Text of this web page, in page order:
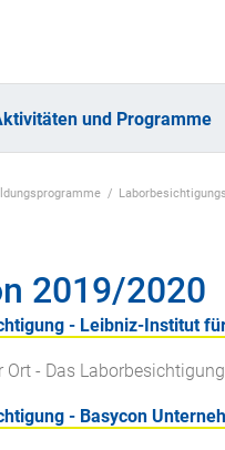
und Programme
2019/2020
- Leibniz-Institut
Ort - Das
- Basycon